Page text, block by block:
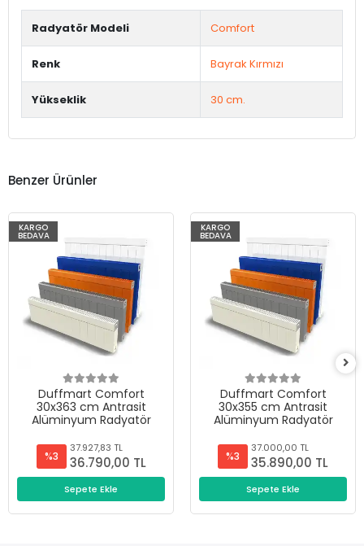
Radyatör Modeli Comfort
Renk Bayrak Kırmızı
Yükseklik 30 cm.
Benzer Ürünler
KARGO
BEDAVA
Duffmart Comfort
30x363 cm Antrasit
Alüminyum Radyatör
%3
37.927,83 TL
36.790,00 TL
Sepete Ekle
KARGO
BEDAVA
Duffmart Comfort
30x355 cm Antrasit
Alüminyum Radyatör
%3
37.000,00 TL
35.890,00 TL
Sepete Ekle